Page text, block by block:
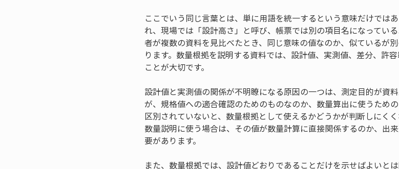
ここでいう同じ言葉とは、単に用語を統一するという意味だけでは
れ、現場では「設計高さ」と呼び、帳票では別の項目名になってい
者が複数の資料を見比べたとき、同じ意味の値なのか、似ているが
ります。数量根拠を説明する資料では、設計値、実測値、差分、許
ことが大切です。
設計値と実測値の関係が不明瞭になる原因の一つは、測定目的が資
が、規格値への適合確認のためのものなのか、数量算出に使うため
区別されていないと、数量根拠として使えるかどうかが判断しにく
数量説明に使う場合は、その値が数量計算に直接関係するのか、出
要があります。
また、数量根拠では、設計値どおりであることだけを示せばよいと